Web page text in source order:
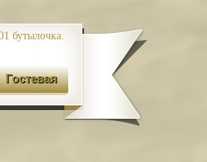
бутылочка.
Гостевая